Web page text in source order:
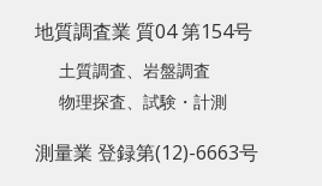
地質調査業 質04 第154号
土質調査、岩盤調査
物理探査、試験・計測
測量業 登録第(12)-6663号